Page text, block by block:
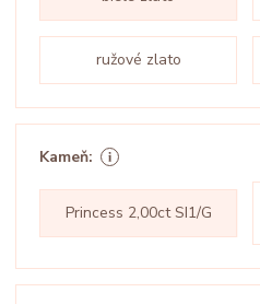
ružové zlato
Kameň:
Princess 2,00ct SI1/G